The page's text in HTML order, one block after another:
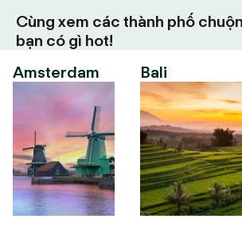
Cùng xem các thành phố
bạn có gì hot!
Amsterdam
Bali